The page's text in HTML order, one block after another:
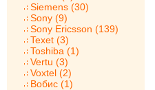
Siemens (30)
Sony (9)
Sony Ericsson (139)
Texet (3)
Toshiba (1)
Vertu (3)
Voxtel (2)
Вобис (1)